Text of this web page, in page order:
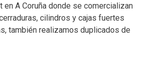
en A Coruña donde se comercializan
cilindros y cajas fuertes
también realizamos duplicados de